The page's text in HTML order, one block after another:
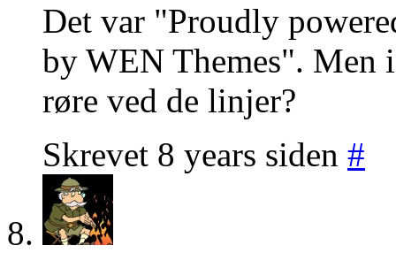
Det var "Proudly
by WEN Themes". Men
røre ved de linjer?
Skrevet 8 years siden #